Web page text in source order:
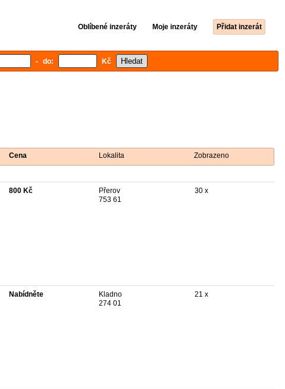
Oblíbené inzeráty Moje inzeráty Přidat inzerát
- do: Kč
Cena Lokalita Zobrazeno
800 Kč
Přerov
753 61
30 x
Nabídněte
Kladno
274 01
21 x